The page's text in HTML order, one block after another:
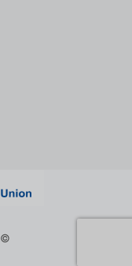
© 2026 - تحقيق العدالة